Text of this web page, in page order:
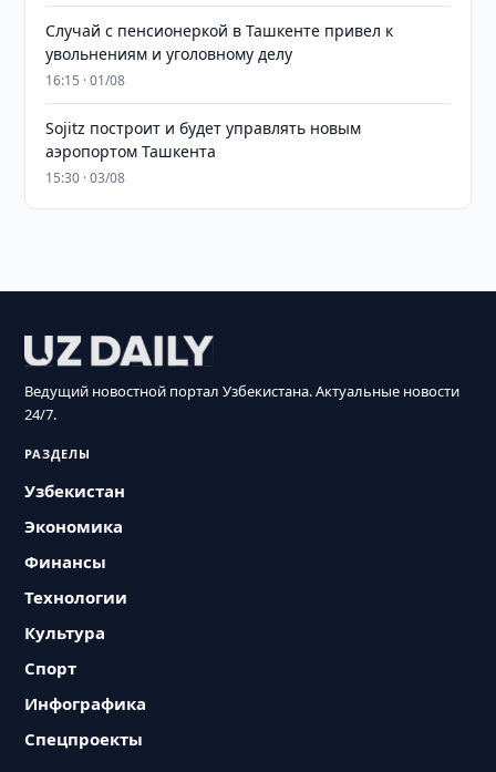
Случай с пенсионеркой в Ташкенте привел к
увольнениям и уголовному делу
16:15 · 01/08
Sojitz построит и будет управлять новым
аэропортом Ташкента
15:30 · 03/08
Ведущий новостной портал Узбекистана. Актуальные новости
24/7.
РАЗДЕЛЫ
Узбекистан
Экономика
Финансы
Технологии
Культура
Спорт
Инфографика
Спецпроекты